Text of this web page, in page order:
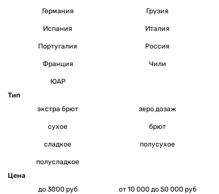
Германия Грузия
Испания Италия
Португалия Россия
Франция Чили
ЮАР
Тип
экстра брют
зеро дозаж
сухое брют
сладкое полусухое
полусладкое
Цена
до 3000 руб
от 10 000 до 50 000 руб